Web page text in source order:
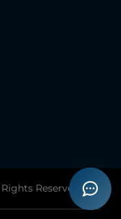
Reserved Open